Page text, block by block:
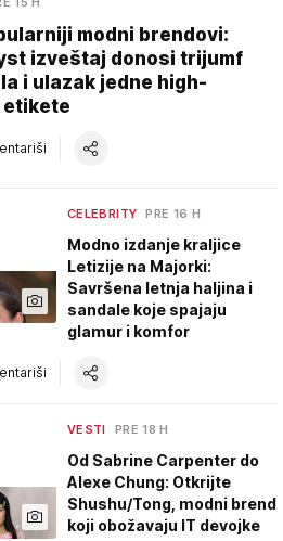
modni brendovi:
izveštaj donosi trijumf
i ulazak jedne high-
CELEBRITY PRE 16 H
Modno izdanje kraljice
Letizije na Majorki:
Savršena letnja haljina i
sandale koje spajaju
glamur i komfor
VESTI PRE 18 H
Od Sabrine Carpenter do
Alexe Chung: Otkrijte
Shushu/Tong, modni brend
koji obožavaju IT devojke